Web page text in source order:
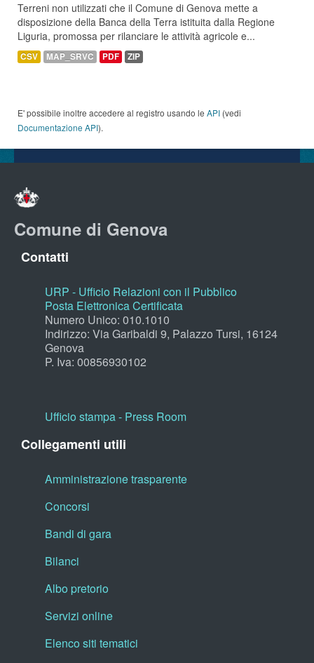
Terreni non utilizzati che il Comune di Genova mette a
disposizione della Banca della Terra istituita dalla Regione
Liguria, promossa per rilanciare le attività agricole e...
CSV MAP_SRVC PDF ZIP
E' possibile inoltre accedere al registro usando le API (vedi
Documentazione API).
Comune di Genova
Contatti
URP - Ufficio Relazioni con il Pubblico
Posta Elettronica Certificata
Numero Unico: 010.1010
Indirizzo: Via Garibaldi 9, Palazzo Tursi, 16124
Genova
P. Iva: 00856930102
Ufficio stampa - Press Room
Collegamenti utili
Amministrazione trasparente
Concorsi
Bandi di gara
Bilanci
Albo pretorio
Servizi online
Elenco siti tematici